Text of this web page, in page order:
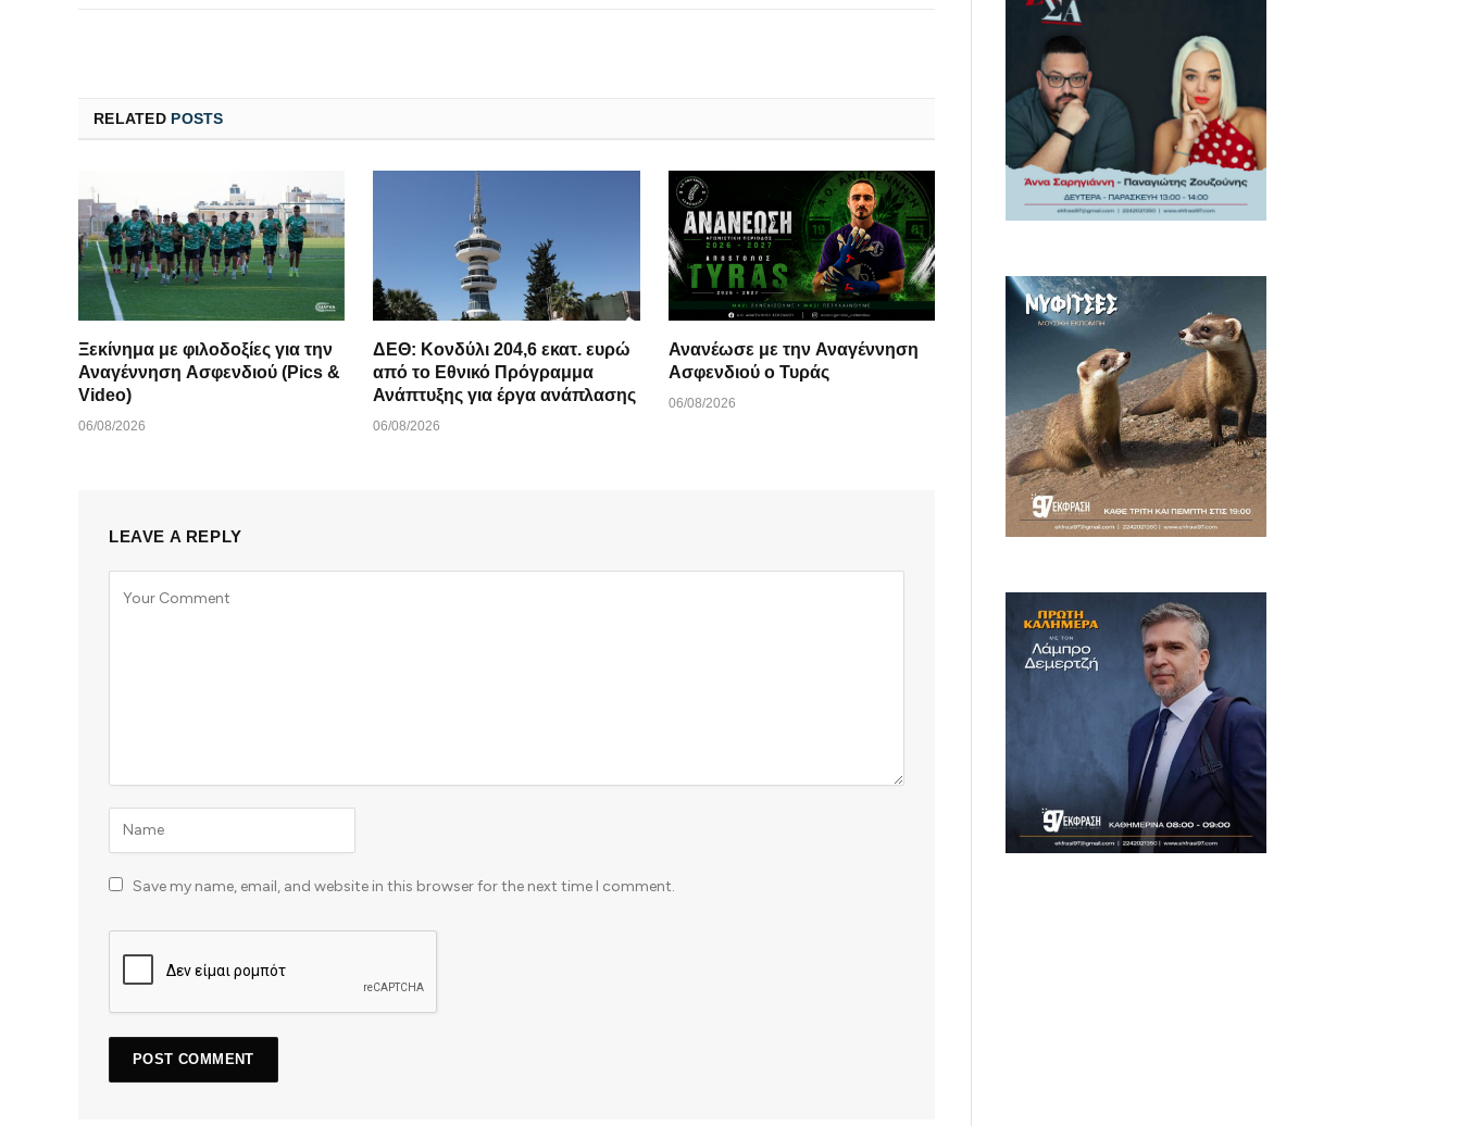
RELATED POSTS
Ξεκίνημα με φιλοδοξίες για την
Αναγέννηση Ασφενδιού (Pics &
Video)
06/08/2026
ΔΕΘ: Κονδύλι 204,6 εκατ. ευρώ
από το Εθνικό Πρόγραμμα
Ανάπτυξης για έργα ανάπλασης
06/08/2026
Ανανέωσε με την Αναγέννηση
Ασφενδιού ο Τυράς
06/08/2026
LEAVE A REPLY
Save my name, email, and website in this browser for the next time I comment.